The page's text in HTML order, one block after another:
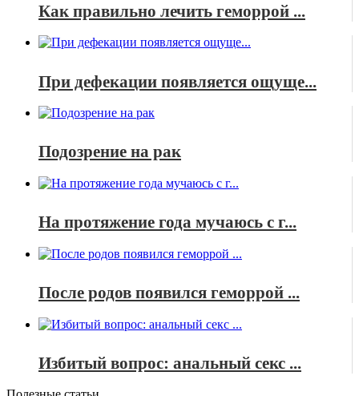
Как правильно лечить геморрой ...
При дефекации появляется ощуще...
Подозрение на рак
На протяжение года мучаюсь с г...
После родов появился геморрой ...
Избитый вопрос: анальный секс ...